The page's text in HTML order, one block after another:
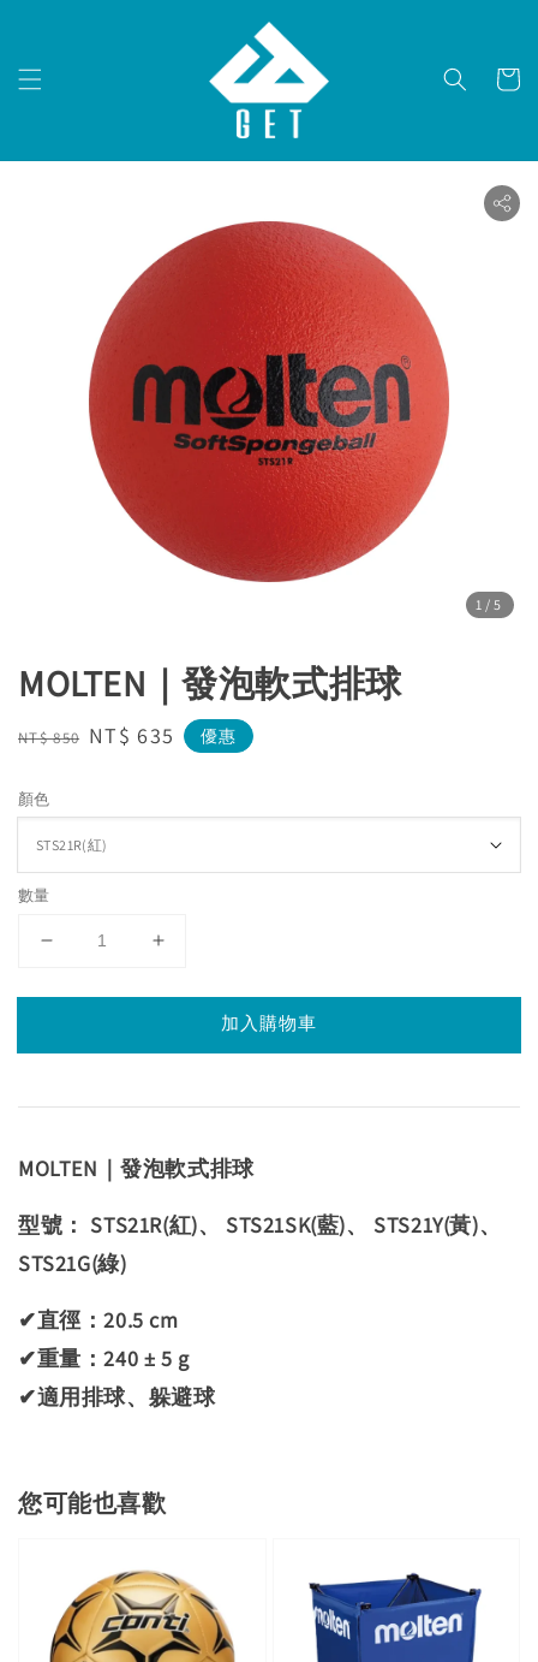
1 /5
MOLTEN｜發泡軟式排球
Regular
NT$ 850 Sale
NT$ 635 優惠
顏色
數量
加入購物車
MOLTEN｜發泡軟式排球
型號： STS21R(紅)、 STS21SK(藍)、 STS21Y(黃)、
STS21G(綠)
✔直徑：20.5 cm
✔重量：240 ± 5 g
✔適用排球、躲避球
您可能也喜歡